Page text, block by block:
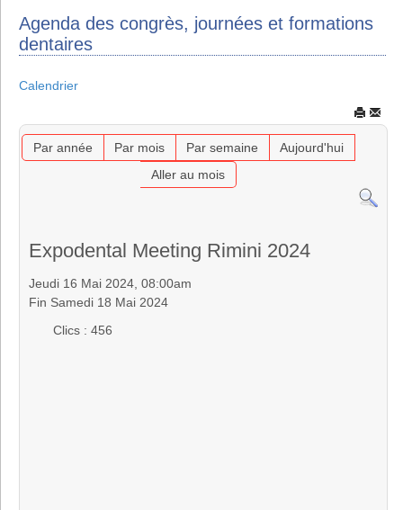
Agenda des congrès, journées et formations
dentaires
Calendrier
Par année Par mois Par semaine
Aujourd'hui
Aller au mois
Expodental Meeting Rimini 2024
Jeudi 16 Mai 2024, 08:00am
Fin Samedi 18 Mai 2024
Clics : 456